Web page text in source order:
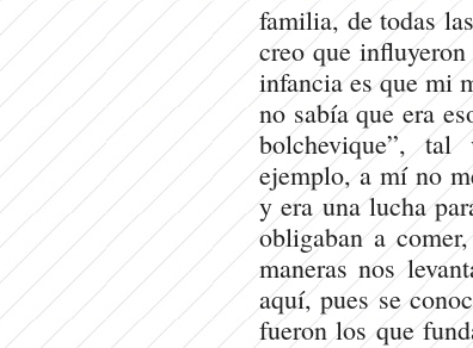
familia, de todas
creo que
infancia es que mi
no sabía que era
bolchevique”,
ejemplo, a mí no
y era una lucha
obligaban a
maneras nos
aquí, pues se
fueron los que